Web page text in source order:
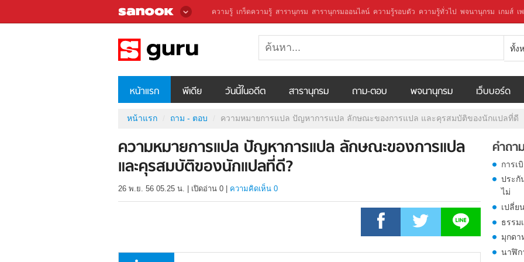
ความรู้ เกร็ดความรู้ สารานุกรม สารานุกรมออนไลน์ ความรู้รอบตัว ความรู้ทั่วไป พจนานุกรม เกมส์ เ
ทั้ง
หน้าแรก พีเดีย วันนี้ในอดีต สารานุกรม ถาม-ตอบ พจนานุกรม เว็บบอร์ด
หน้าแรก ถาม - ตอบ ความหมายการแปล ปัญหาการแปล ลักษณะของการแปล และคุรสมบัติของนักแปลที่ดี
ความหมายการแปล ปัญหาการแปล ลักษณะของการแปล
และคุรสมบัติของนักแปลที่ดี?
26 พ.ย. 56 05.25 น. เปิดอ่าน 0 ความคิดเห็น 0
คำถา
การเ
ประกั
ไม่
เปลี่ย
ธรรม
มุกด
นาฬิก